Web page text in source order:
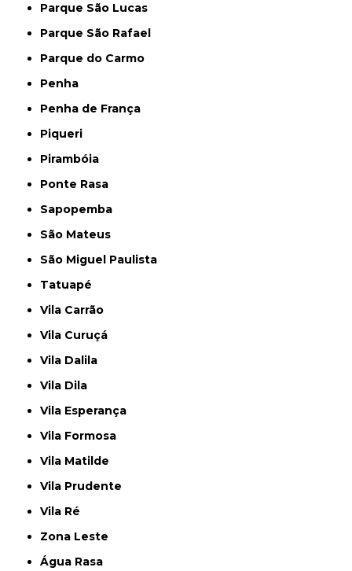
Parque São Lucas
Parque São Rafael
Parque do Carmo
Penha
Penha de França
Piqueri
Pirambóia
Ponte Rasa
Sapopemba
São Mateus
São Miguel Paulista
Tatuapé
Vila Carrão
Vila Curuçá
Vila Dalila
Vila Dila
Vila Esperança
Vila Formosa
Vila Matilde
Vila Prudente
Vila Ré
Zona Leste
Água Rasa